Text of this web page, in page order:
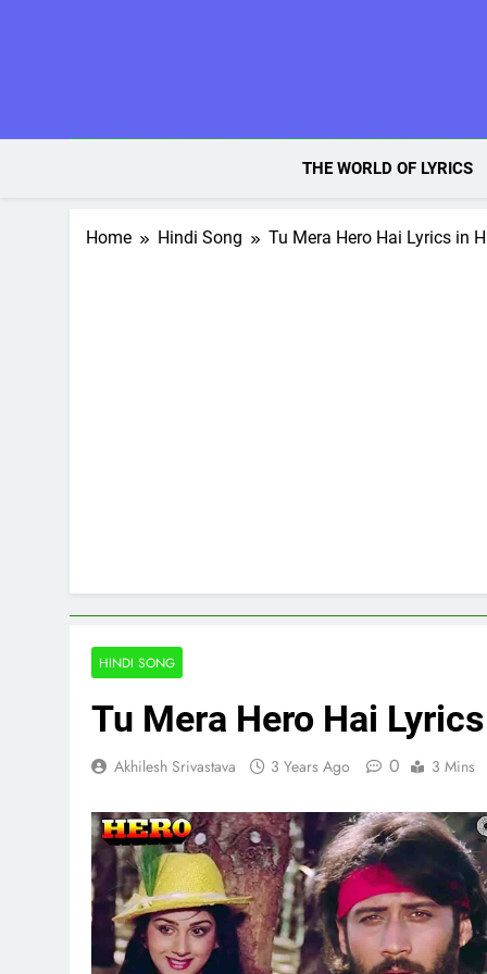
THE WORLD OF LYRICS
Home Hindi Song Tu Mera Hero Hai Lyrics in
HINDI SONG
Tu Mera Hero Hai
Akhilesh Srivastava 3 Years Ago 0 3 Mins